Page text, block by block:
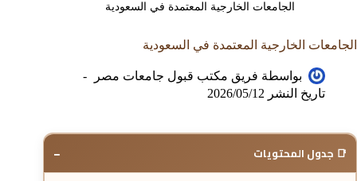
الجامعات الخارجية المعتمدة في السعودية
الجامعات الخارجية المعتمدة في السعودية
بواسطة فريق مكتب قبول جامعات مصر
تاريخ النشر 2026/05/12
📑 جدول المحتويات −